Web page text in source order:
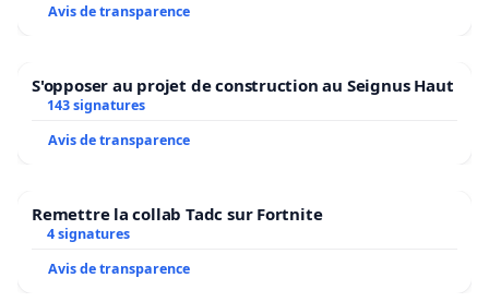
Avis de transparence
S'opposer au projet de construction au Seignus Haut
143 signatures
Avis de transparence
Remettre la collab Tadc sur Fortnite
4 signatures
Avis de transparence